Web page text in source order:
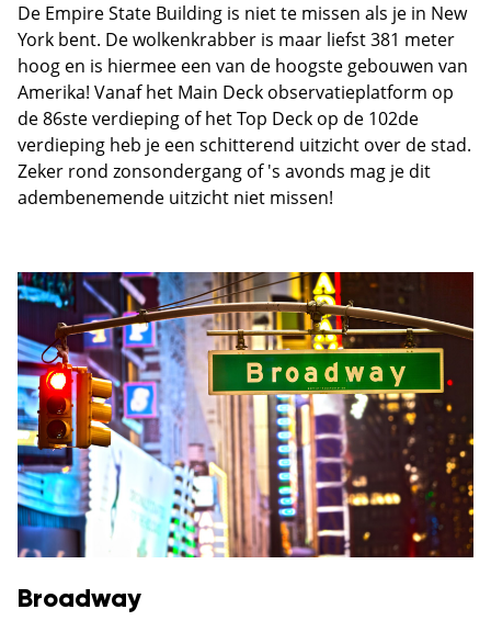
De Empire State Building is niet te missen als je in New
York bent. De wolkenkrabber is maar liefst 381 meter
hoog en is hiermee een van de hoogste gebouwen van
Amerika! Vanaf het Main Deck observatieplatform op
de 86ste verdieping of het Top Deck op de 102de
verdieping heb je een schitterend uitzicht over de stad.
Zeker rond zonsondergang of 's avonds mag je dit
adembenemende uitzicht niet missen!
Broadway